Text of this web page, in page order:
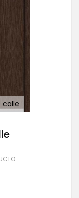
calle